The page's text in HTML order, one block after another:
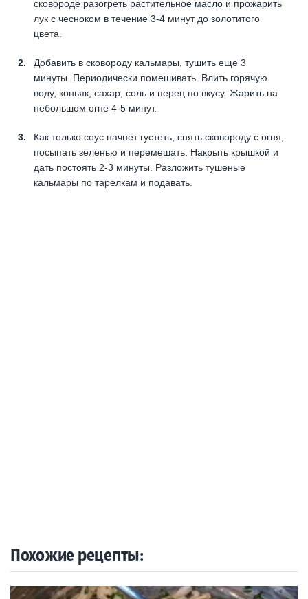
сковороде разогреть растительное масло и прожарить
лук с чесноком в течение 3-4 минут до золотитого
цвета.
Добавить в сковороду кальмары, тушить еще 3
минуты. Периодически помешивать. Влить горячую
воду, коньяк, сахар, соль и перец по вкусу. Жарить на
небольшом огне 4-5 минут.
Как только соус начнет густеть, снять сковороду с огня,
посыпать зеленью и перемешать. Накрыть крышкой и
дать постоять 2-3 минуты. Разложить тушеные
кальмары по тарелкам и подавать.
Похожие рецепты: